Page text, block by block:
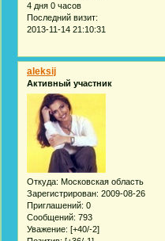
4 дня 0 часов
Последний визит:
2013-11-14 21:10:31
aleksij
Активный участник
Откуда: Московская область
Зарегистрирован: 2009-08-26
Приглашений: 0
Сообщений: 793
Уважение: [+40/-2]